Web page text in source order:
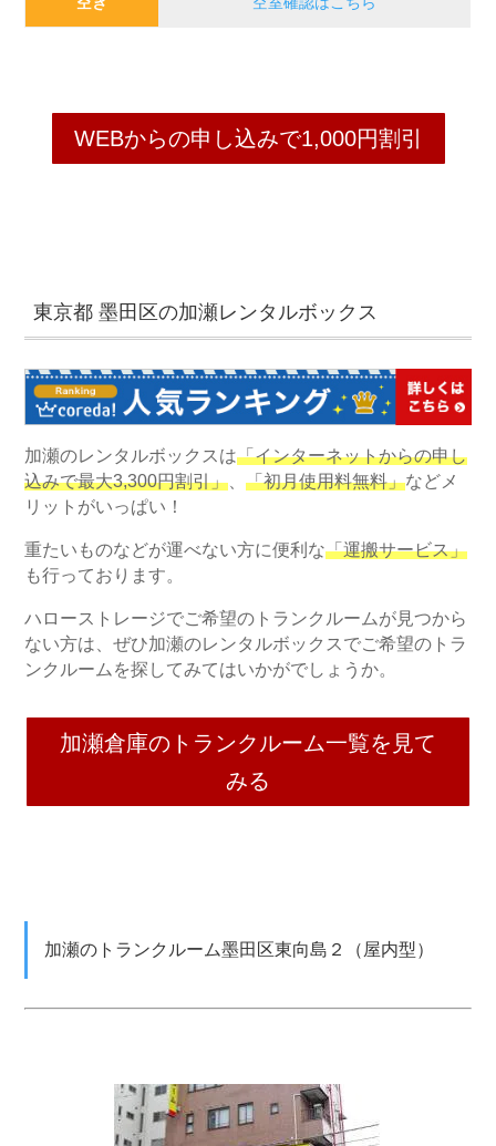
WEBからの申し込みで1,000円割引
東京都 墨田区の加瀬レンタルボックス
加瀬のレンタルボックスは「インターネットからの申し
込みで最大3,300円割引」、「初月使用料無料」などメ
リットがいっぱい！
重たいものなどが運べない方に便利な「運搬サービス」
も行っております。
ハローストレージでご希望のトランクルームが見つから
ない方は、ぜひ加瀬のレンタルボックスでご希望のトラ
ンクルームを探してみてはいかがでしょうか。
加瀬倉庫のトランクルーム一覧を見て
みる
加瀬のトランクルーム墨田区東向島２（屋内型）